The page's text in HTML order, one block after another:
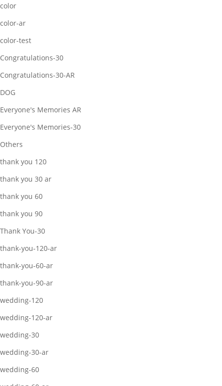
color
color-ar
color-test
Congratulations-30
Congratulations-30-AR
DOG
Everyone's Memories AR
Everyone's Memories-30
Others
thank you 120
thank you 30 ar
thank you 60
thank you 90
Thank You-30
thank-you-120-ar
thank-you-60-ar
thank-you-90-ar
wedding-120
wedding-120-ar
wedding-30
wedding-30-ar
wedding-60